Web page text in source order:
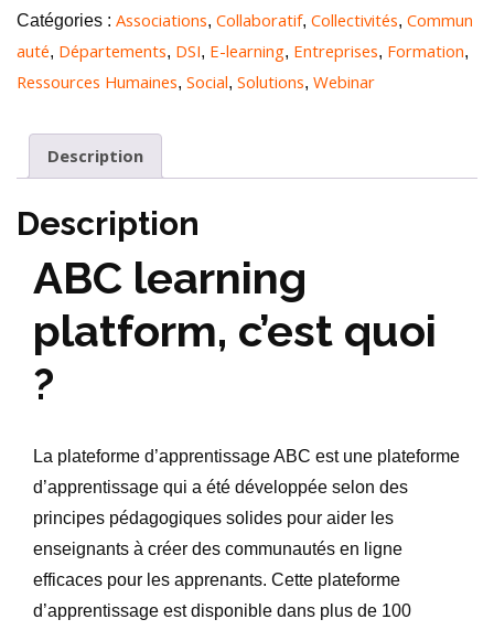
Catégories : Associations, Collaboratif, Collectivités, Commun
auté, Départements, DSI, E-learning, Entreprises, Formation,
Ressources Humaines, Social, Solutions, Webinar
Description
Description
ABC learning
platform, c’est quoi
?
La plateforme d’apprentissage ABC est une plateforme
d’apprentissage qui a été développée selon des
principes pédagogiques solides pour aider les
enseignants à créer des communautés en ligne
efficaces pour les apprenants. Cette plateforme
d’apprentissage est disponible dans plus de 100